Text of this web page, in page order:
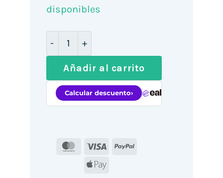
disponibles
Lector de Código de Barras 1D Approx
Añadir al carrito
MasterCard
Visa
PayPal
Apple